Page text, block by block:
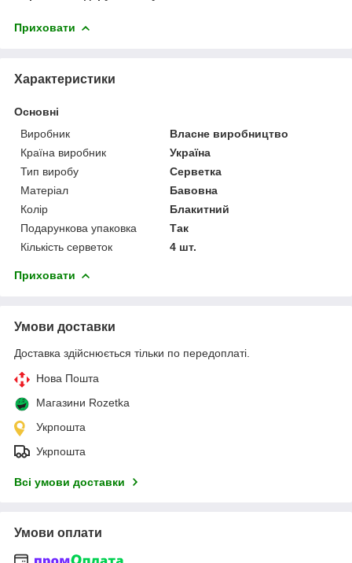
Приховати
Характеристики
Основні
Виробник
Власне виробництво
Країна виробник
Україна
Тип виробу
Серветка
Матеріал
Бавовна
Колір
Блакитний
Подарункова упаковка
Так
Кількість серветок
4 шт.
Приховати
Умови доставки
Доставка здійснюється тільки по передоплаті.
Нова Пошта
Магазини Rozetka
Укрпошта
Укрпошта
Всі умови доставки
Умови оплати